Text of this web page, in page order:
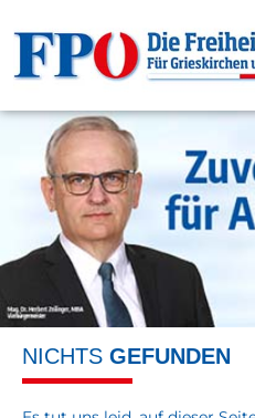
NICHTS GEFUNDEN